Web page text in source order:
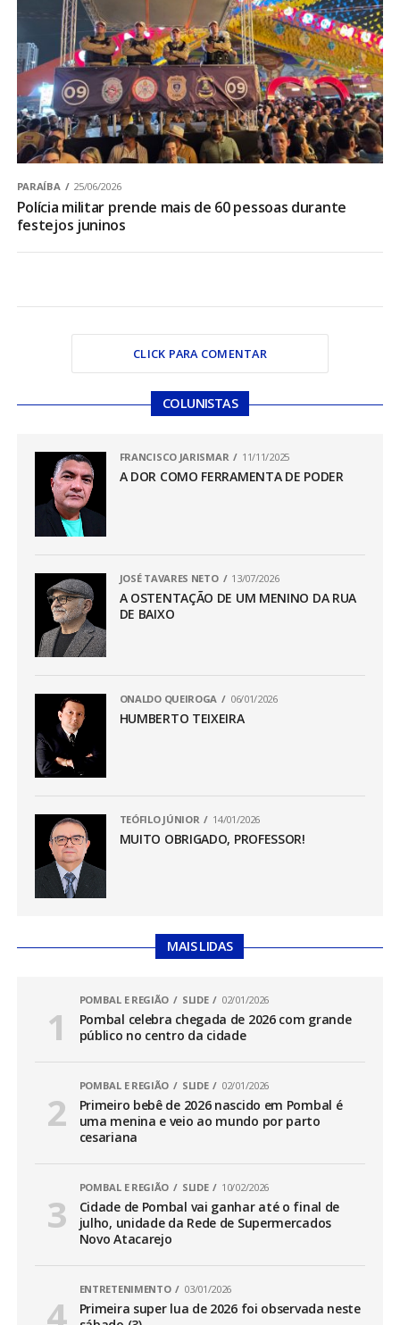
PARAÍBA 25/06/2026
Polícia militar prende mais de 60 pessoas durante
festejos juninos
CLICK PARA COMENTAR
COLUNISTAS
FRANCISCO JARISMAR 11/11/2025
A DOR COMO FERRAMENTA DE PODER
JOSÉ TAVARES NETO 13/07/2026
A OSTENTAÇÃO DE UM MENINO DA RUA
DE BAIXO
ONALDO QUEIROGA 06/01/2026
HUMBERTO TEIXEIRA
TEÓFILO JÚNIOR 14/01/2026
MUITO OBRIGADO, PROFESSOR!
MAIS LIDAS
POMBAL E REGIÃO SLIDE 02/01/2026
Pombal celebra chegada de 2026 com grande
público no centro da cidade
POMBAL E REGIÃO SLIDE 02/01/2026
Primeiro bebê de 2026 nascido em Pombal é
uma menina e veio ao mundo por parto
cesariana
POMBAL E REGIÃO SLIDE 10/02/2026
Cidade de Pombal vai ganhar até o final de
julho, unidade da Rede de Supermercados
Novo Atacarejo
ENTRETENIMENTO 03/01/2026
Primeira super lua de 2026 foi observada neste